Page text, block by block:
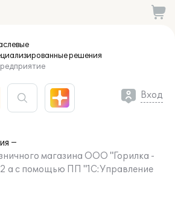
решения
Вход
магазина ООО "Горилка -
а с помощью ПП "1С:Управление